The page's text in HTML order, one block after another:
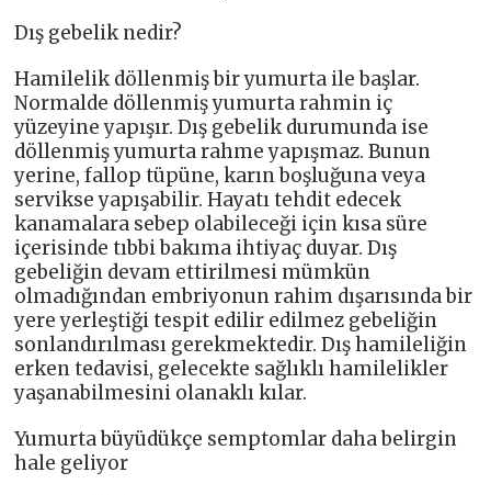
Dış gebelik nedir?
Hamilelik döllenmiş bir yumurta ile başlar.
Normalde döllenmiş yumurta rahmin iç
yüzeyine yapışır. Dış gebelik durumunda ise
döllenmiş yumurta rahme yapışmaz. Bunun
yerine, fallop tüpüne, karın boşluğuna veya
servikse yapışabilir. Hayatı tehdit edecek
kanamalara sebep olabileceği için kısa süre
içerisinde tıbbi bakıma ihtiyaç duyar. Dış
gebeliğin devam ettirilmesi mümkün
olmadığından embriyonun rahim dışarısında bir
yere yerleştiği tespit edilir edilmez gebeliğin
sonlandırılması gerekmektedir. Dış hamileliğin
erken tedavisi, gelecekte sağlıklı hamilelikler
yaşanabilmesini olanaklı kılar.
Yumurta büyüdükçe semptomlar daha belirgin
hale geliyor